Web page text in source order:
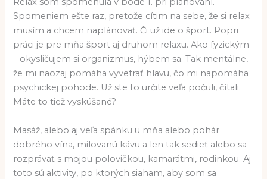
Spomeniem ešte raz, pretože cítim na sebe, že si relax
musím a chcem naplánovať. Či už ide o šport. Popri
práci je pre mňa šport aj druhom relaxu. Ako fyzickým
– okysličujem si organizmus, hýbem sa. Tak mentálne,
že mi naozaj pomáha vyvetrať hlavu, čo mi napomáha
psychickej pohode. Už ste to určite veľa počuli, čítali.
Máte to tiež vyskúšané?
Masáž, alebo aj veľa spánku u mňa alebo pohár
dobrého vína, milovanú kávu a len tak sedieť alebo sa
rozprávať s mojou polovičkou, kamarátmi, rodinkou. Aj
toto sú aktivity, po ktorých siaham, aby som sa